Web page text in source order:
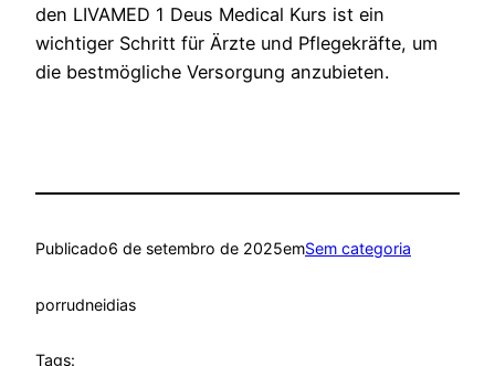
den LIVAMED 1 Deus Medical Kurs ist ein
wichtiger Schritt für Ärzte und Pflegekräfte, um
die bestmögliche Versorgung anzubieten.
Publicado6 de setembro de 2025emSem categoria
porrudneidias
Tags: